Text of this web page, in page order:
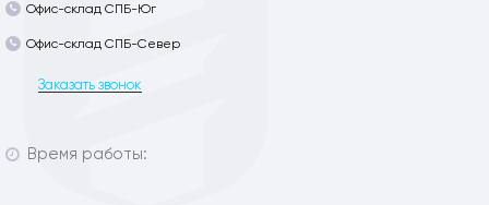
Офис-склад СПБ-Юг
Офис-склад СПБ-Север
Заказать звонок
Время работы: